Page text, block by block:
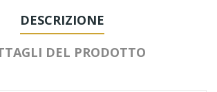
DESCRIZIONE
DEL PRODOTTO